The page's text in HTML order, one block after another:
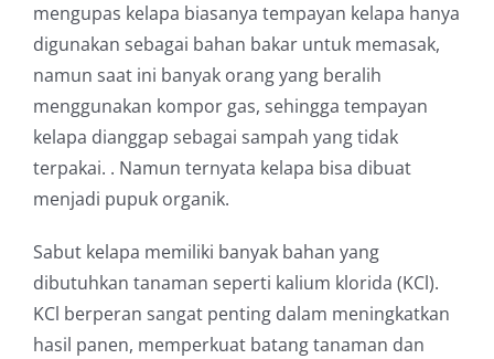
mengupas kelapa biasanya tempayan kelapa hanya
digunakan sebagai bahan bakar untuk memasak,
namun saat ini banyak orang yang beralih
menggunakan kompor gas, sehingga tempayan
kelapa dianggap sebagai sampah yang tidak
terpakai. . Namun ternyata kelapa bisa dibuat
menjadi pupuk organik.
Sabut kelapa memiliki banyak bahan yang
dibutuhkan tanaman seperti kalium klorida (KCl).
KCl berperan sangat penting dalam meningkatkan
hasil panen, memperkuat batang tanaman dan